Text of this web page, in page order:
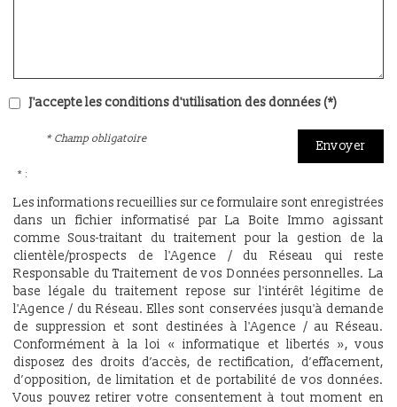
J'accepte les conditions d'utilisation des données (*)
Envoyer
* Champ obligatoire
* :
Les informations recueillies sur ce formulaire sont enregistrées
dans un fichier informatisé par La Boite Immo agissant
comme Sous-traitant du traitement pour la gestion de la
clientèle/prospects de l'Agence / du Réseau qui reste
Responsable du Traitement de vos Données personnelles. La
base légale du traitement repose sur l'intérêt légitime de
l'Agence / du Réseau. Elles sont conservées jusqu'à demande
de suppression et sont destinées à l'Agence / au Réseau.
Conformément à la loi « informatique et libertés », vous
disposez des droits d’accès, de rectification, d’effacement,
d’opposition, de limitation et de portabilité de vos données.
Vous pouvez retirer votre consentement à tout moment en